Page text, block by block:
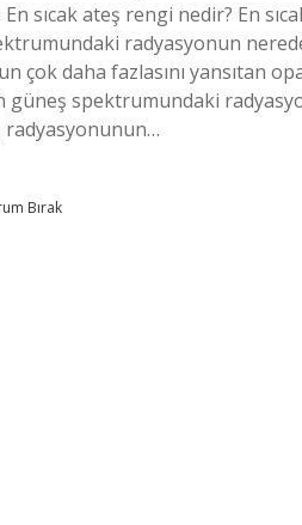
sıcak ateş rengi nedir? En
radyasyonun
daha fazlasını yansıtan
spektrumundaki
radyasyonunun…
Bırak